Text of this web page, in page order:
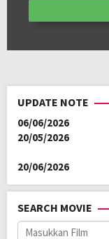
UPDATE NOTE
06/06/2026
20/05/2026
20/06/2026
SEARCH MOVIE